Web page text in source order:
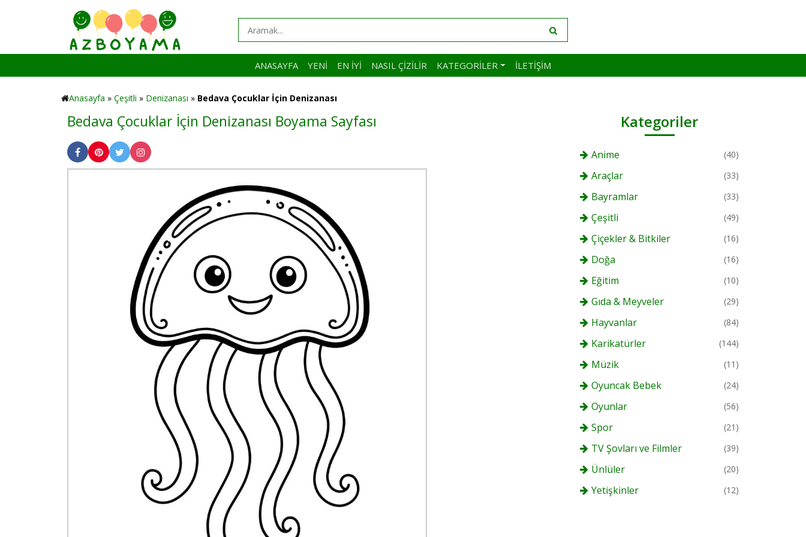
ANASAYFA YENI EN İYI NASIL ÇIZILIR KATEGORILER İLETIŞIM
Anasayfa » Çeşitli » Denizanası » Bedava Çocuklar İçin Denizanası
Bedava Çocuklar İçin Denizanası Boyama Sayfası Kategoriler
Anime (40)
Araçlar (33)
Bayramlar (33)
Çeşitli (49)
Çiçekler & Bitkiler (16)
Doğa (16)
Eğitim (10)
Gıda & Meyveler (29)
Hayvanlar (84)
Karikatürler (144)
Müzik (11)
Oyuncak Bebek (24)
Oyunlar (56)
Spor (21)
TV Şovları ve Filmler (39)
Ünlüler (20)
Yetişkinler (12)